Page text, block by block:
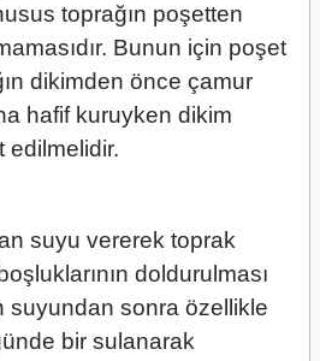
toprağın poşetten
Bunun için poşet
dikimden önce çamur
hafif kuruyken dikim
edilmelidir.
suyu vererek toprak
doldurulması
suyundan sonra özellikle
bir sulanarak